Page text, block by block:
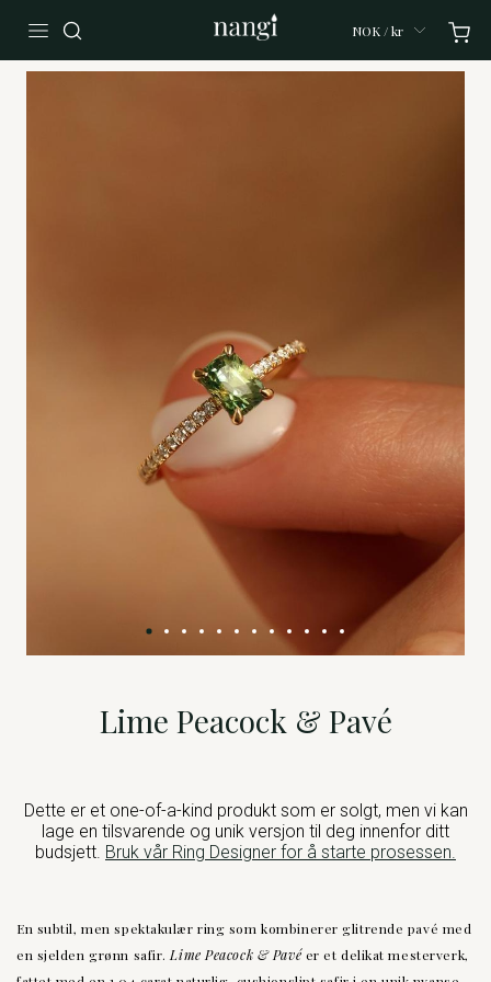
NOK / kr
Lime Peacock & Pavé
Dette er et one-of-a-kind produkt som er solgt, men vi kan
lage en tilsvarende og unik versjon til deg innenfor ditt
budsjett. Bruk vår Ring Designer for å starte prosessen.
En subtil, men spektakulær ring som kombinerer glitrende pavé med
en sjelden grønn safir. Lime Peacock & Pavéer et delikat mesterverk,